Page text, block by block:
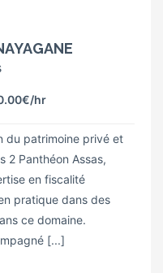
/hr
du patrimoine privé et
2 Panthéon Assas,
en fiscalité
pratique dans des
ce domaine.
[...]